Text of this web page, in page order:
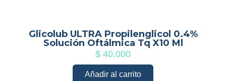
Glicolub ULTRA Propilenglicol 0.4%
Solución Oftálmica Tq X10 Ml
$ 40.000
Añadir al carrito